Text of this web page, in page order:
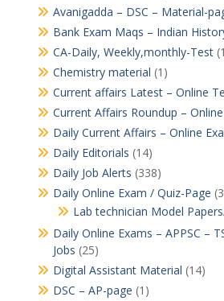
Avanigadda – DSC – Material-
Bank Exam Maqs – Indian
CA-Daily, Weekly,monthly-Test
Chemistry material (1)
Current affairs Latest – Online
Current Affairs Roundup –
Daily Current Affairs – Online
Daily Editorials (14)
Daily Job Alerts (338)
Daily Online Exam / Quiz-Page
Lab technician Model
Daily Online Exams – APPSC –
Jobs (25)
Digital Assistant Material (14)
DSC – AP-page (1)